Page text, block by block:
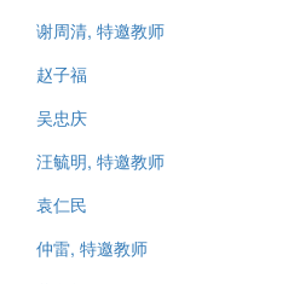
谢周清, 特邀教师
赵子福
吴忠庆
汪毓明, 特邀教师
袁仁民
仲雷, 特邀教师